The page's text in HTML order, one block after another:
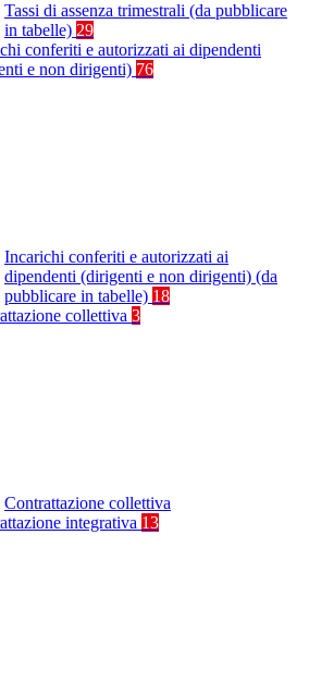
Tassi di assenza trimestrali (da pubblicare
in tabelle) 29
conferiti e autorizzati ai dipendenti
e non dirigenti) 76
Incarichi conferiti e autorizzati ai
dipendenti (dirigenti e non dirigenti) (da
pubblicare in tabelle) 18
collettiva 3
Contrattazione collettiva
integrativa 13